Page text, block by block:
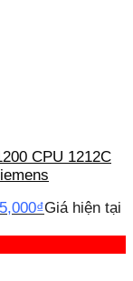
CPU 1212C
₫Giá hiện tại